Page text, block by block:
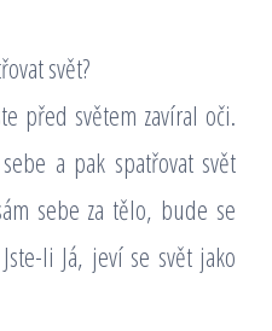
svět?
před světem zavíral oči.
a pak spatřovat svět
sebe za tělo, bude se
li Já, jeví se svět jako